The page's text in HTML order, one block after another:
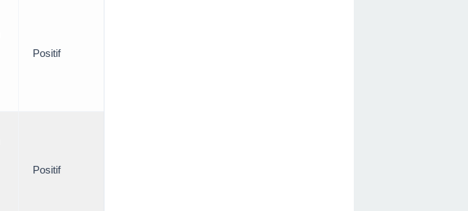
Positif
Positif